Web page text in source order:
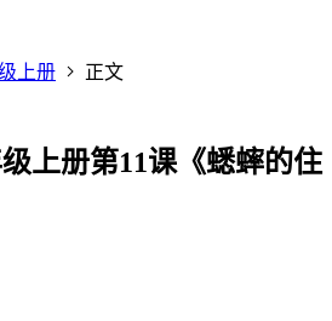
上册
正文
上册第11课《蟋蟀的住